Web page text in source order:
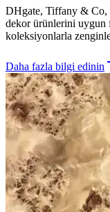
DHgate, Tiffany & Co,
dekor ürünlerini uygun
koleksiyonlarla
Daha fazla bilgi edinin